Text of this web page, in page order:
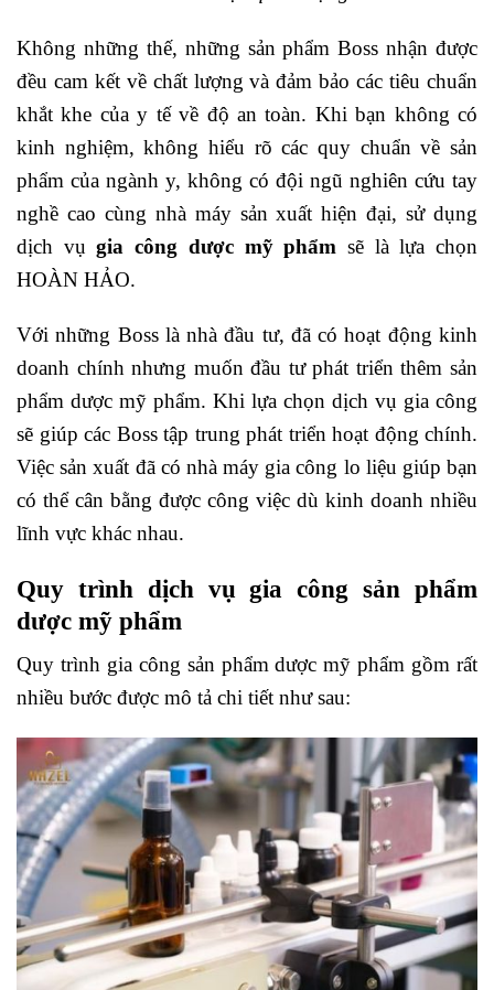
Không những thế, những sản phẩm Boss nhận được
đều cam kết về chất lượng và đảm bảo các tiêu chuẩn
khắt khe của y tế về độ an toàn. Khi bạn không có
kinh nghiệm, không hiểu rõ các quy chuẩn về sản
phẩm của ngành y, không có đội ngũ nghiên cứu tay
nghề cao cùng nhà máy sản xuất hiện đại, sử dụng
dịch vụgia công dược mỹ phẩm sẽ là lựa chọn
HOÀN HẢO.
Với những Boss là nhà đầu tư, đã có hoạt động kinh
doanh chính nhưng muốn đầu tư phát triển thêm sản
phẩm dược mỹ phẩm. Khi lựa chọn dịch vụ gia công
sẽ giúp các Boss tập trung phát triển hoạt động chính.
Việc sản xuất đã có nhà máy gia công lo liệu giúp bạn
có thể cân bằng được công việc dù kinh doanh nhiều
lĩnh vực khác nhau.
Quy trình dịch vụ gia công sản phẩm
dược mỹ phẩm
Quy trình gia công sản phẩm dược mỹ phẩm gồm rất
nhiều bước được mô tả chi tiết như sau: